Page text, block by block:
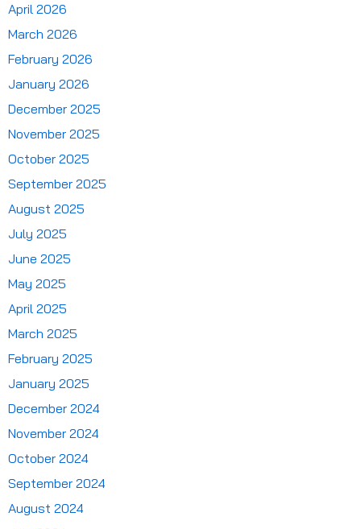
April 2026
March 2026
February 2026
January 2026
December 2025
November 2025
October 2025
September 2025
August 2025
July 2025
June 2025
May 2025
April 2025
March 2025
February 2025
January 2025
December 2024
November 2024
October 2024
September 2024
August 2024